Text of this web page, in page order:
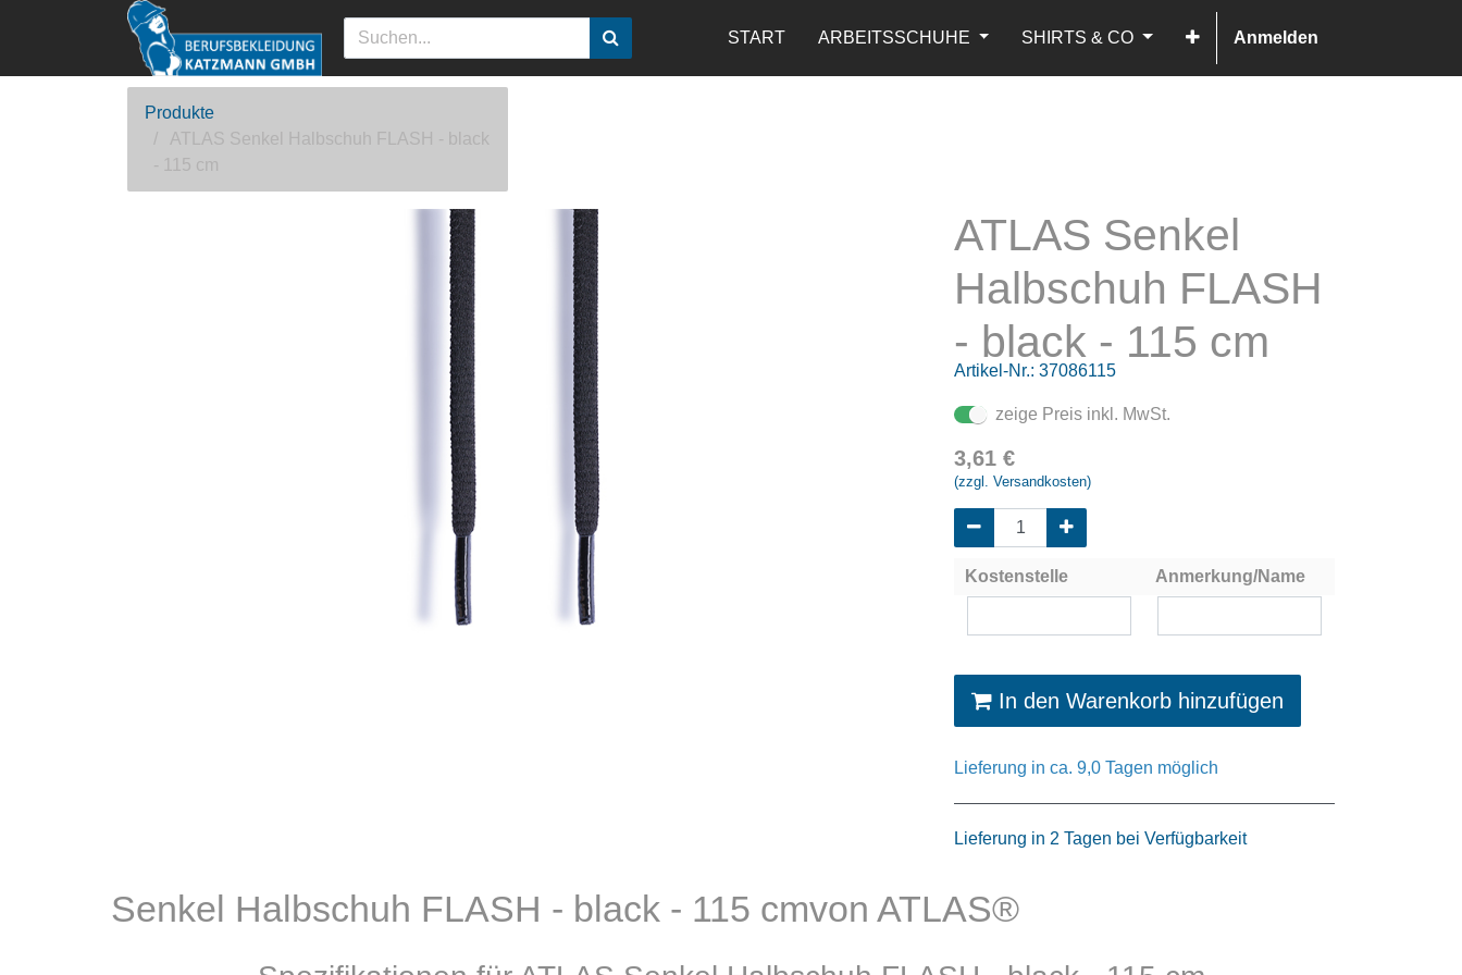
START ARBEITSSCHUHE SHIRTS & CO Anmelden
Produkte
ATLAS Senkel Halbschuh FLASH - black
- 115 cm
ATLAS Senkel
Halbschuh FLASH
- black - 115 cm
Artikel-Nr.: 37086115
zeige Preis inkl. MwSt.
3,61 €
(zzgl. Versandkosten)
Kostenstelle Anmerkung/Name
In den Warenkorb hinzufügen
Lieferung in ca. 9,0 Tagen möglich
Lieferung in 2 Tagen bei Verfügbarkeit
Senkel Halbschuh FLASH - black - 115 cmvon ATLAS®